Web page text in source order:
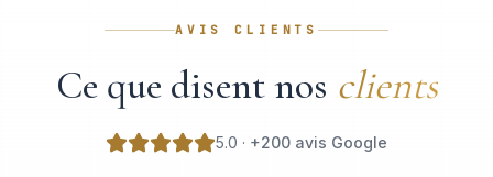
AVIS CLIENTS
Ce que disent nos clients
5.0 · +200 avis Google